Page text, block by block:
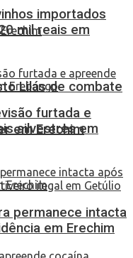
Lilás de combate
em Erechim
importados
mil reais em
furtada e
silvestres em
permanece intacta
em Erechim